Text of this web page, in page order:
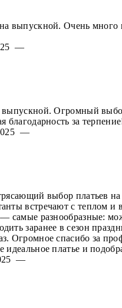
выпускной. Очень много
—
Огромный
благодарность за
—
выбор платьев на
встречают с теплом
самые разнообразные:
заранее в сезон
Огромное спасибо за
идеальное платье и
—